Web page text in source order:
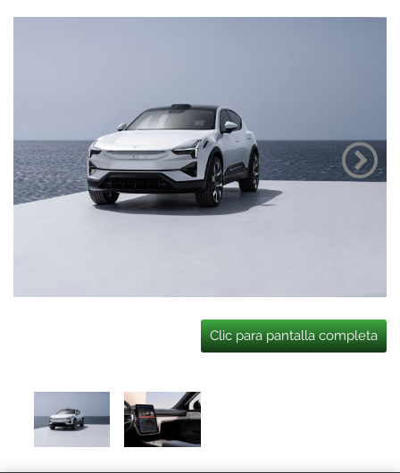
Clic para pantalla completa